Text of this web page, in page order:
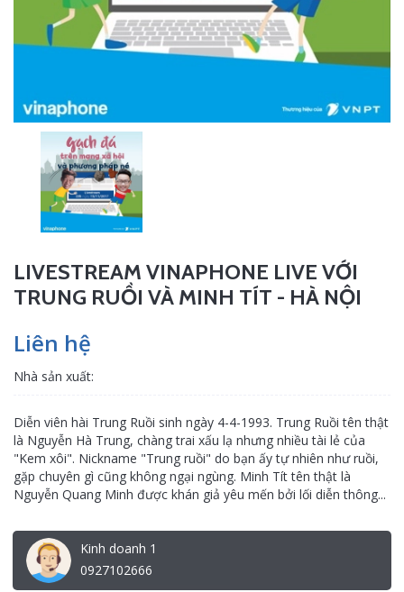
LIVESTREAM VINAPHONE LIVE VỚI
TRUNG RUỒI VÀ MINH TÍT - HÀ NỘI
Liên hệ
Nhà sản xuất:
Diễn viên hài Trung Ruồi sinh ngày 4-4-1993. Trung Ruồi tên thật
là Nguyễn Hà Trung, chàng trai xấu lạ nhưng nhiều tài lẻ của
"Kem xôi". Nickname "Trung ruồi" do bạn ấy tự nhiên như ruồi,
gặp chuyên gì cũng không ngại ngùng. Minh Tít tên thật là
Nguyễn Quang Minh được khán giả yêu mến bởi lối diễn thông...
Kinh doanh 1
0927102666